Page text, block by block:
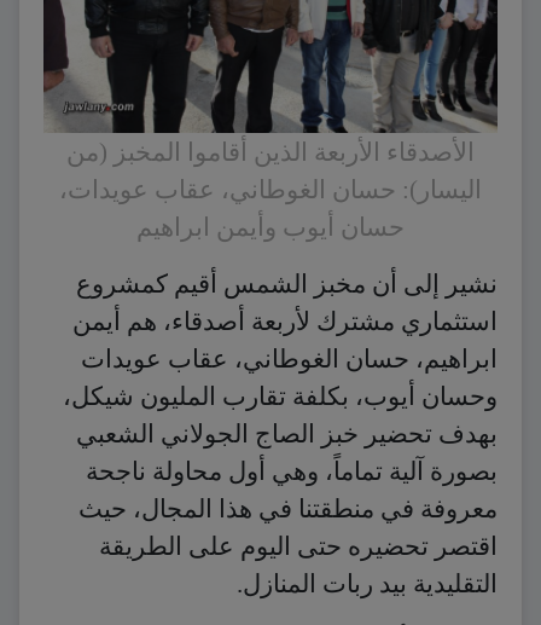
الأصدقاء الأربعة الذين أقاموا المخبز (من
اليسار): حسان الغوطاني، عقاب عويدات،
حسان أيوب وأيمن ابراهيم
نشير إلى أن مخبز الشمس أقيم كمشروع
استثماري مشترك لأربعة أصدقاء، هم أيمن
ابراهيم، حسان الغوطاني، عقاب عويدات
وحسان أيوب، بكلفة تقارب المليون شيكل،
بهدف تحضير خبز الصاج الجولاني الشعبي
بصورة آلية تماماً، وهي أول محاولة ناجحة
معروفة في منطقتنا في هذا المجال، حيث
اقتصر تحضيره حتى اليوم على الطريقة
التقليدية بيد ربات المنازل.